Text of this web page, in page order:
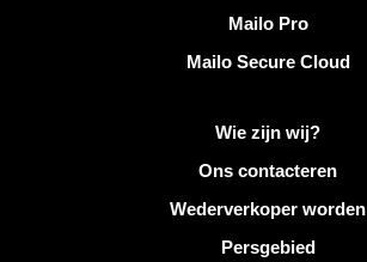
Mailo Pro
Mailo Secure Cloud
Meer informatie over MailoWie zijn wij?
Ons contacteren
Wederverkoper worden
Persgebied